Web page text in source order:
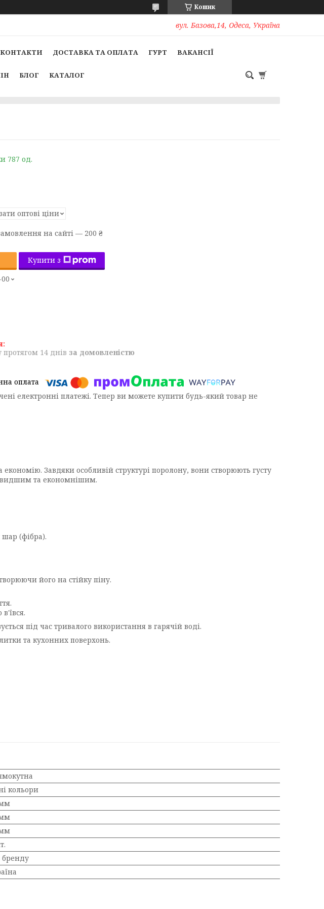
Кошик
вул. Базова,14, Одеса, Україна
КОНТАКТИ ДОСТАВКА ТА ОПЛАТА ГУРТ ВАКАНСІЇ
БЛОГ КАТАЛОГ
787 од.
оптові ціни
на сайті — 200 ₴
Купити з
14 днів за домовленістю
електронні платежі. Тепер ви можете купити будь-який товар не
економію. Завдяки особливій структурі поролону, вони створюють густу
та економнішим.
(фібра).
його на стійку піну.
під час тривалого використання в гарячій воді.
та кухонних поверхонь.
кольори
бренду